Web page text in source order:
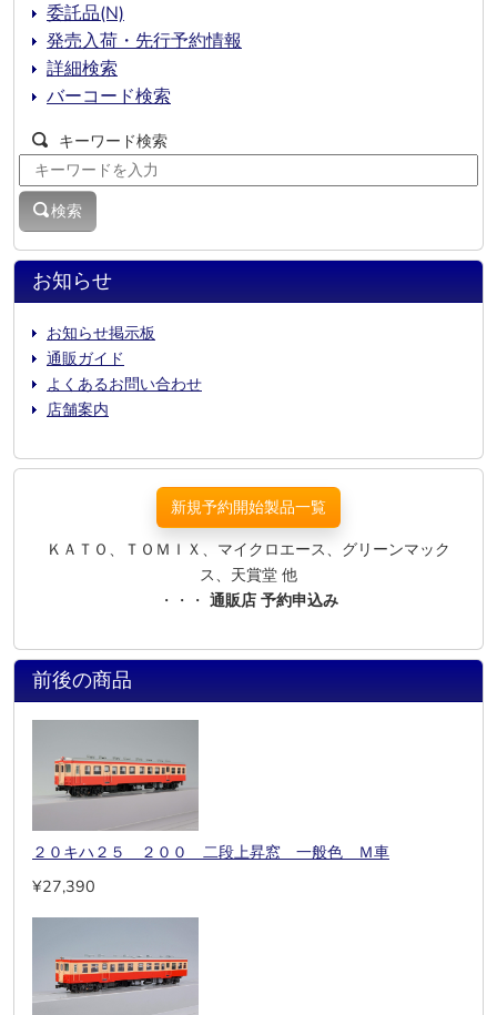
お知らせ
お知らせ掲示板
通販ガイド
よくあるお問い合わせ
店舗案内
委託品(N)
発売入荷・先行予約情報
詳細検索
バーコード検索
キーワード検索
検索
新規予約開始製品一覧
ＫＡＴＯ、ＴＯＭＩＸ、マイクロエース、グリーンマック
ス、天賞堂 他
・・・ 通販店 予約申込み
前後の商品
２０キハ２５ ２００ 二段上昇窓 一般色 Ｍ車
¥27,390